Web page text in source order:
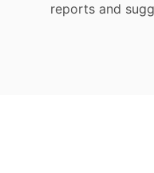
reports and